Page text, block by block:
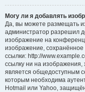
Могу ли я добавлять
Да, вы можете размещать
администратор разрешил
изображение на
изображение,
ссылки: http://
ссылку ни на
является общедоступным
которым необходима
Hotmail или Yahoo,